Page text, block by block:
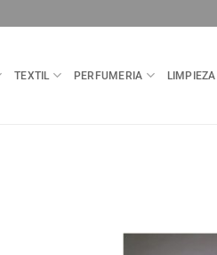
TEXTIL PERFUMERIA LIMPIEZA